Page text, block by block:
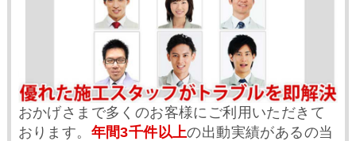
おかげさまで多くのお客様にご利用いただきて
おります。 年間3千件以上の出動実績があるの当